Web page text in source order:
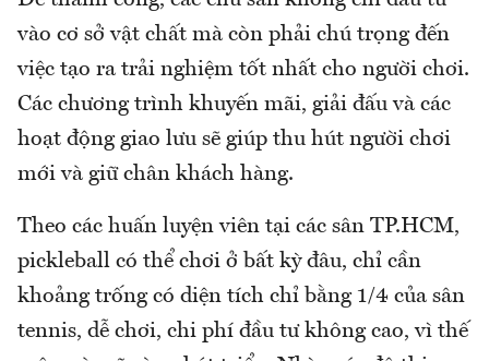
vào cơ sở vật chất mà còn phải chú trọng đến
việc tạo ra trải nghiệm tốt nhất cho người chơi.
Các chương trình khuyến mãi, giải đấu và các
hoạt động giao lưu sẽ giúp thu hút người chơi
mới và giữ chân khách hàng.
Theo các huấn luyện viên tại các sân TP.HCM,
pickleball có thể chơi ở bất kỳ đâu, chỉ cần
khoảng trống có diện tích chỉ bằng 1/4 của sân
tennis, dễ chơi, chi phí đầu tư không cao, vì thế